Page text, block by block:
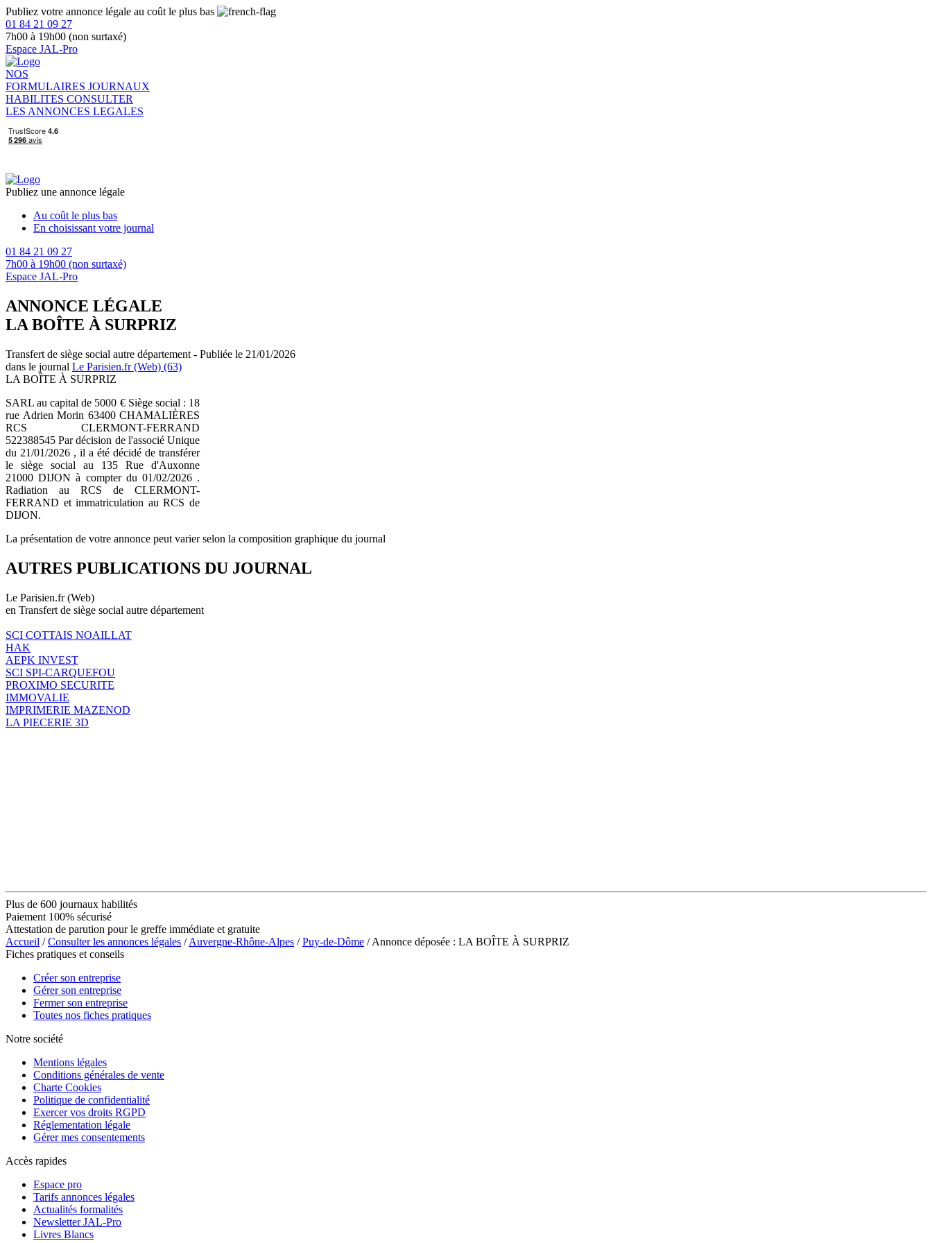
Publiez votre annonce légale au coût le plus bas
01 84 21 09 27
7h00 à 19h00 (non surtaxé)
Espace JAL-Pro
NOS
FORMULAIRES JOURNAUX
HABILITES CONSULTER
LES ANNONCES LEGALES
Publiez une annonce légale
Au coût le plus bas
En choisissant votre journal
01 84 21 09 27
7h00 à 19h00 (non surtaxé)
Espace JAL-Pro
ANNONCE LÉGALE
LA BOÎTE À SURPRIZ
Transfert de siège social autre département - Publiée le 21/01/2026
dans le journal Le Parisien.fr (Web) (63)
LA BOÎTE À SURPRIZ
SARL au capital de 5000 € Siège social : 18
rue Adrien Morin 63400 CHAMALIÈRES
RCS CLERMONT-FERRAND
522388545 Par décision de l'associé Unique
du 21/01/2026 , il a été décidé de transférer
le siège social au 135 Rue d'Auxonne
21000 DIJON à compter du 01/02/2026 .
Radiation au RCS de CLERMONT-
FERRAND et immatriculation au RCS de
DIJON.
La présentation de votre annonce peut varier selon la composition graphique du journal
AUTRES PUBLICATIONS DU JOURNAL
Le Parisien.fr (Web)
en Transfert de siège social autre département
SCI COTTAIS NOAILLAT
HAK
AEPK INVEST
SCI SPI-CARQUEFOU
PROXIMO SECURITE
IMMOVALIE
IMPRIMERIE MAZENOD
LA PIECERIE 3D
Plus de 600 journaux habilités
Paiement 100% sécurisé
Attestation de parution pour le greffe immédiate et gratuite
Accueil /Consulter les annonces légales /Auvergne-Rhône-Alpes /Puy-de-Dôme / Annonce déposée : LA BOÎTE À SURPRIZ
Fiches pratiques et conseils
Créer son entreprise
Gérer son entreprise
Fermer son entreprise
Toutes nos fiches pratiques
Notre société
Mentions légales
Conditions générales de vente
Charte Cookies
Politique de confidentialité
Exercer vos droits RGPD
Réglementation légale
Gérer mes consentements
Accès rapides
Espace pro
Tarifs annonces légales
Actualités formalités
Newsletter JAL-Pro
Livres Blancs